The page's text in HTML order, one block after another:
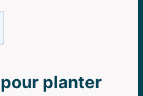
planter